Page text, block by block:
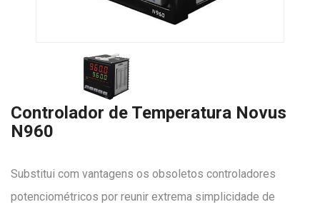
Controlador de Temperatura Novus
N960
Substitui com vantagens os obsoletos controladores
potenciométricos por reunir extrema simplicidade de